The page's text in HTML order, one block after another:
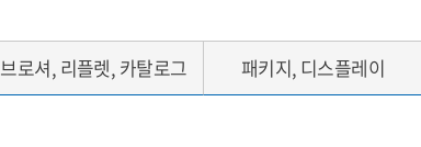
브로셔, 리플렛, 카탈로그 패키지, 디스플레이